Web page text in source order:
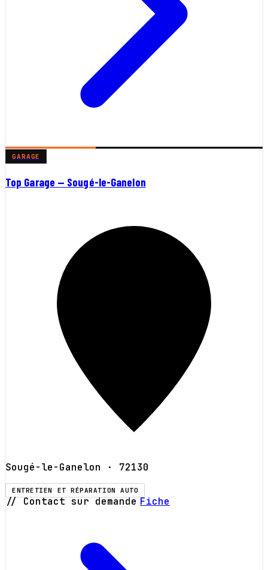
GARAGE
Top Garage — Sougé-le-Ganelon
Sougé-le-Ganelon · 72130
ENTRETIEN ET RÉPARATION AUTO
// Contact sur demande Fiche